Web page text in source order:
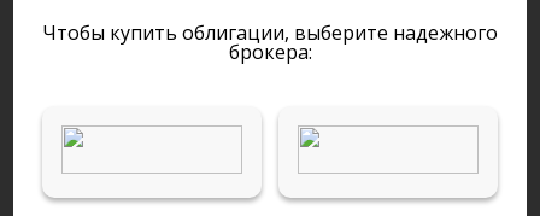
Чтобы купить облигации, выберите надежного
брокера: